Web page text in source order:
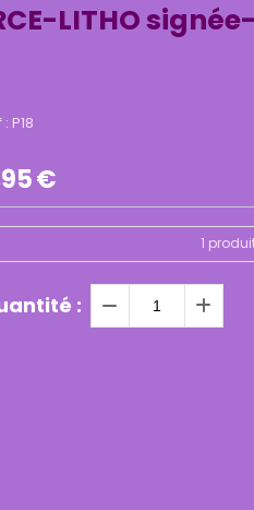
LITHO
: P18
€
1
: